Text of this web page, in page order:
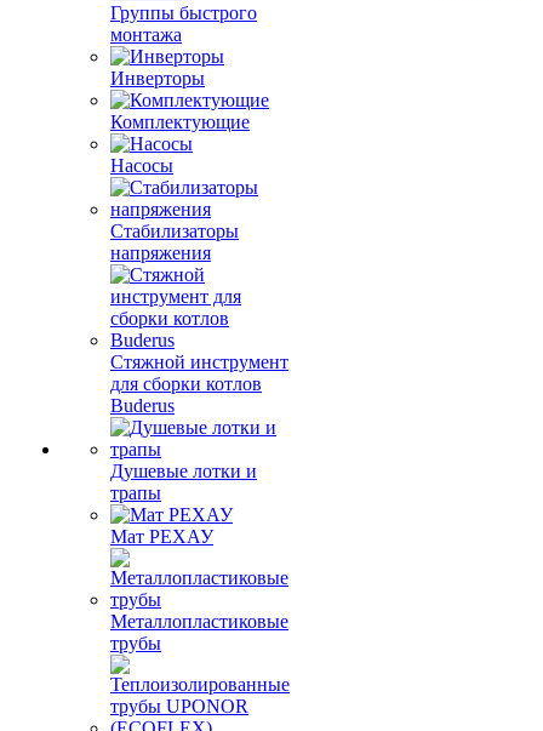
Группы быстрого
монтажа
Инверторы
Комплектующие
Насосы
Стабилизаторы
напряжения
Стяжной инструмент
для сборки котлов
Buderus
Душевые лотки и
трапы
Мат РЕХАУ
Металлопластиковые
трубы